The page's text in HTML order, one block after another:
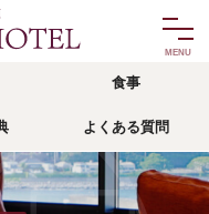
館内施設
facility
食事
よくある質問